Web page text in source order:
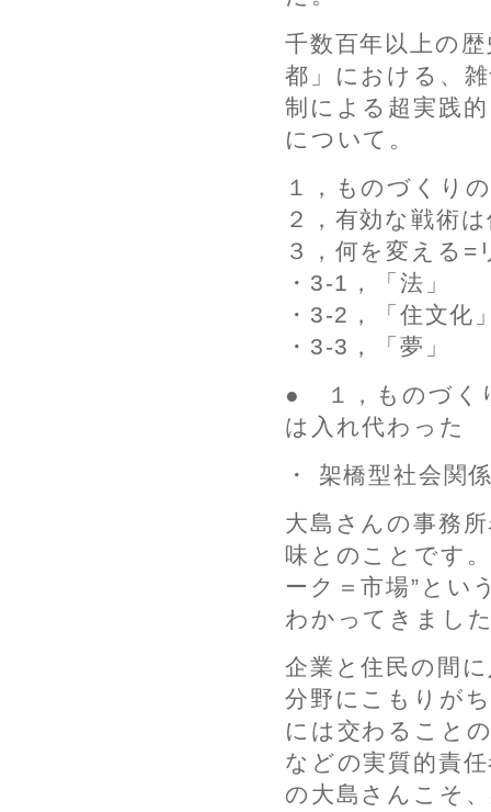
千数百年以上の
都」における、
制による超実践
について。
１，ものづくり
２，有効な戦術
３，何を変える
・3-1，「法」
・3-2，「住文化
・3-3，「夢」
● １，ものづく
は入れ代わった
・ 架橋型社会
大島さんの事務
味とのことです
ーク＝市場”とい
わかってきまし
企業と住民の間
分野にこもりが
には交わること
などの実質的責
の大島さんこそ